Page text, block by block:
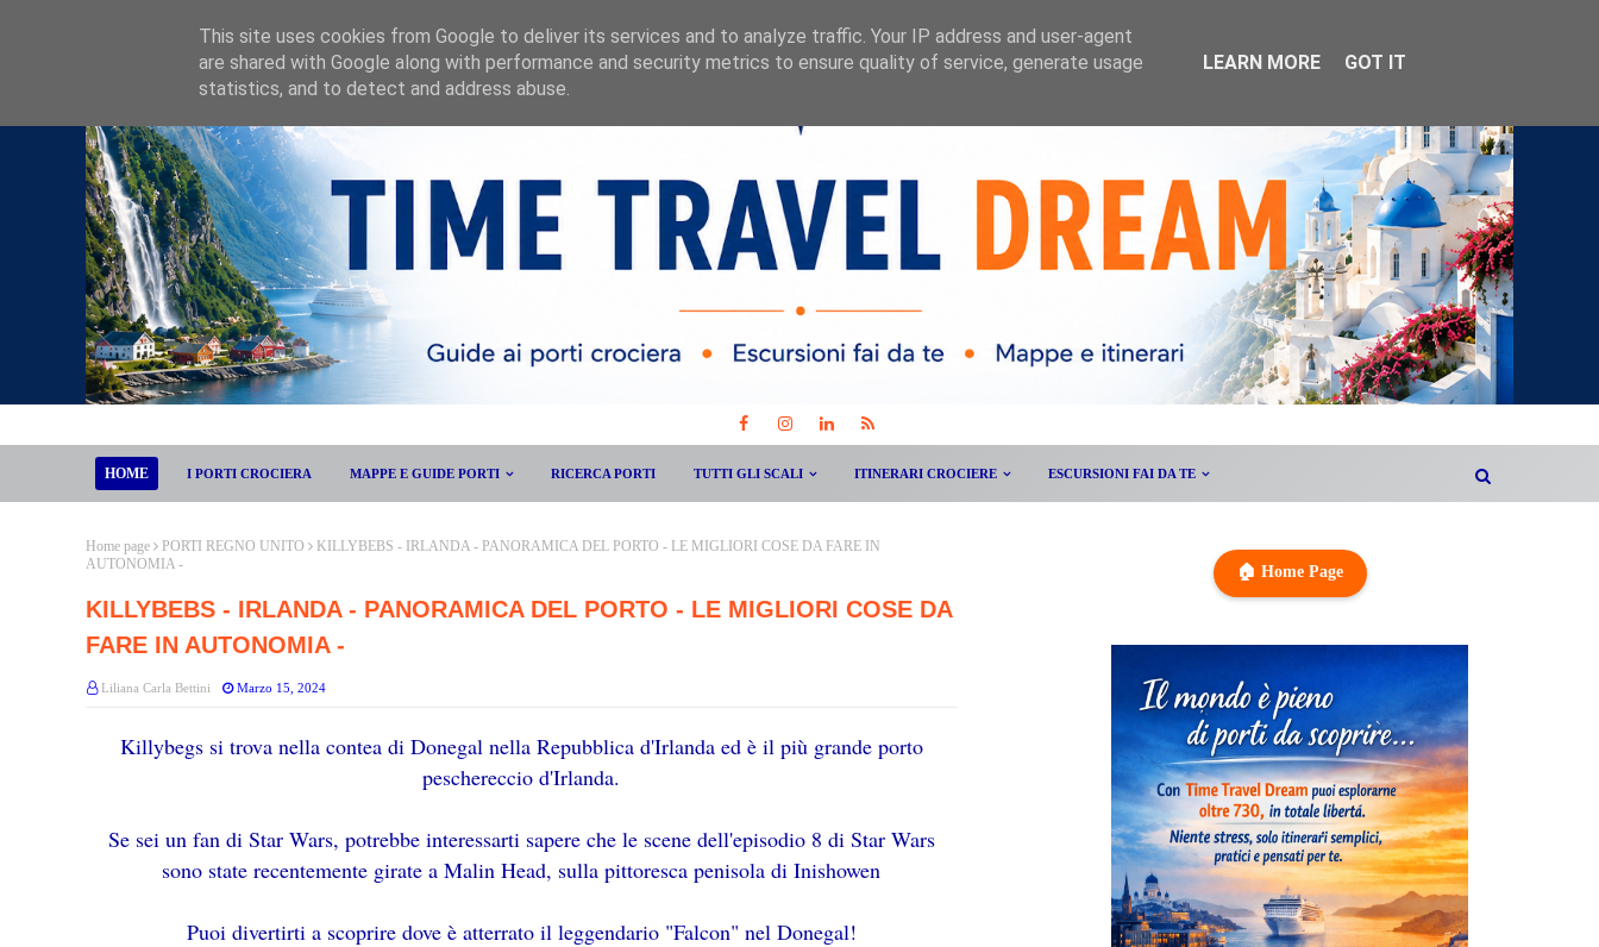
HOME I PORTI CROCIERA MAPPE E GUIDE PORTI RICERCA PORTI TUTTI GLI SCALI ITINERARI CROCIERE ESCURSIONI FAI DA TE
Home page PORTI REGNO UNITO
KILLYBEBS - IRLANDA - PANORAMICA DEL PORTO - LE MIGLIORI COSE DA FARE IN
AUTONOMIA -
KILLYBEBS - IRLANDA - PANORAMICA DEL PORTO - LE MIGLIORI COSE DA
FARE IN AUTONOMIA -
Liliana Carla Bettini Marzo 15, 2024
Killybegs si trova nella contea di Donegal nella Repubblica d'Irlanda ed è il più grande porto
peschereccio d'Irlanda.
Se sei un fan di Star Wars, potrebbe interessarti sapere che le scene dell'episodio 8 di Star Wars
sono state recentemente girate a Malin Head, sulla pittoresca penisola di Inishowen
Puoi divertirti a scoprire dove è atterrato il leggendario "Falcon" nel Donegal!
🏠 Home Page
This site uses cookies from Google to deliver its services and to analyze traffic. Your IP address and user-agent
are shared with Google along with performance and security metrics to ensure quality of service, generate usage
statistics, and to detect and address abuse.
LEARN MORE GOT IT